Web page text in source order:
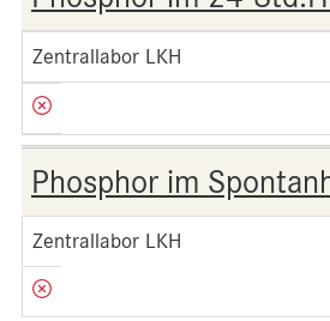
Zentrallabor LKH
Phosphor im
Zentrallabor LKH